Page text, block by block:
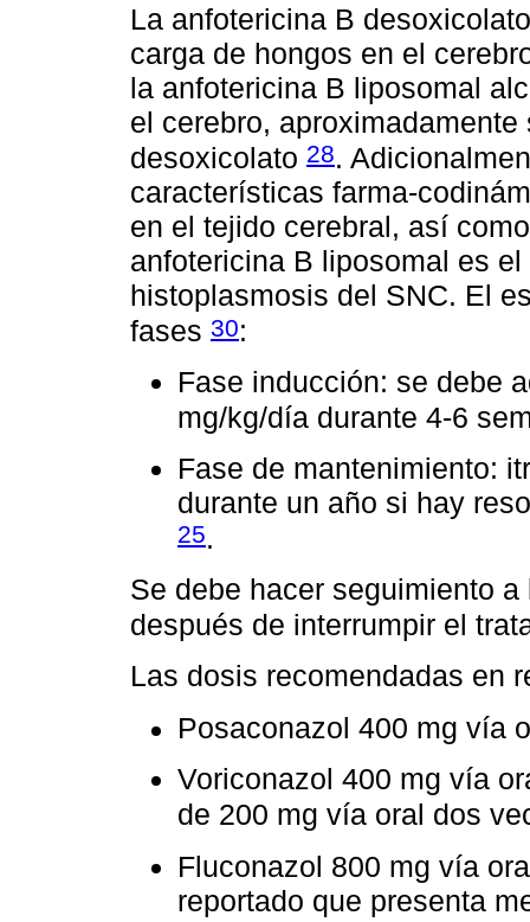
La anfotericina B
carga de hongos en el
la anfotericina B liposomal
el cerebro,
desoxicolato 28.
características farma-
en el tejido cerebral, así
anfotericina B liposomal es
histoplasmosis del SNC. El
fases 30:
Fase inducción: se debe
mg/kg/día durante 4-6
Fase de mantenimiento:
durante un año si hay
25.
Se debe hacer seguimiento
después de interrumpir el
Las dosis recomendadas en
Posaconazol 400 mg vía
Voriconazol 400 mg vía
de 200 mg vía oral dos
Fluconazol 800 mg vía
reportado que presenta